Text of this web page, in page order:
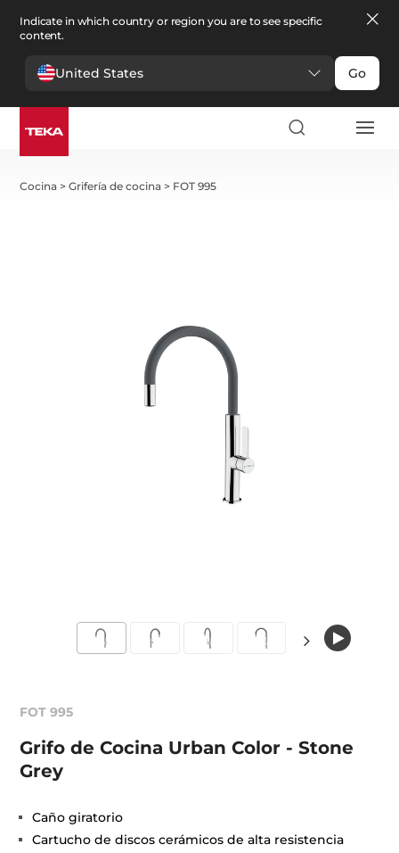
Indicate in which country or region you are to see specific
content.
United States Go
Cocina >Grifería de cocina > FOT 995
FOT 995
Grifo de Cocina Urban Color - Stone
Grey
Caño giratorio
Cartucho de discos cerámicos de alta resistencia